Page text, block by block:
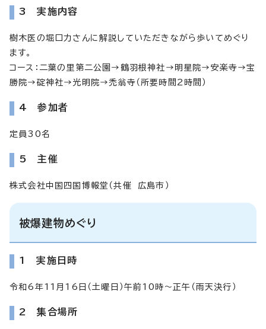
3 実施内容
樹木医の堀口力さんに解説していただきながら歩いてめぐり
ます。
コース：二葉の里第二公園→鶴羽根神社→明星院→安楽寺→宝
勝院→碇神社→光明院→禿翁寺（所要時間2時間）
4 参加者
定員30名
5 主催
株式会社中国四国博報堂（共催 広島市）
被爆建物めぐり
1 実施日時
令和6年11月16日（土曜日）午前10時～正午（雨天決行）
2 集合場所